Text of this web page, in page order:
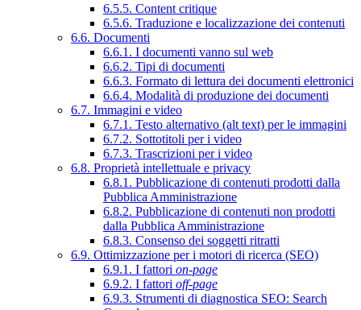
6.5.5. Content critique
6.5.6. Traduzione e localizzazione dei contenuti
6.6. Documenti
6.6.1. I documenti vanno sul web
6.6.2. Tipi di documenti
6.6.3. Formato di lettura dei documenti elettronici
6.6.4. Modalità di produzione dei documenti
6.7. Immagini e video
6.7.1. Testo alternativo (alt text) per le immagini
6.7.2. Sottotitoli per i video
6.7.3. Trascrizioni per i video
6.8. Proprietà intellettuale e privacy
6.8.1. Pubblicazione di contenuti prodotti dalla
Pubblica Amministrazione
6.8.2. Pubblicazione di contenuti non prodotti
dalla Pubblica Amministrazione
6.8.3. Consenso dei soggetti ritratti
6.9. Ottimizzazione per i motori di ricerca (SEO)
6.9.1. I fattori on-page
6.9.2. I fattori off-page
6.9.3. Strumenti di diagnostica SEO: Search